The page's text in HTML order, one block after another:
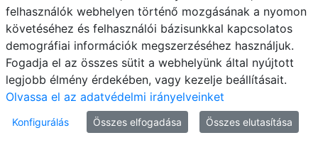
felhasználók webhelyen történő mozgásának a nyomon
követéséhez és felhasználói bázisunkkal kapcsolatos
demográfiai információk megszerzéséhez használjuk.
Fogadja el az összes sütit a webhelyünk által nyújtott
legjobb élmény érdekében, vagy kezelje beállításait.
Olvassa el az adatvédelmi irányelveinket
Konfigurálás Összes elfogadása Összes elutasítása